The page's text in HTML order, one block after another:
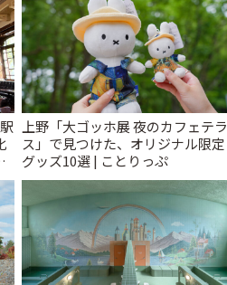
上野「大ゴッホ展 夜のカフェテラ
ス」で見つけた、オリジナル限定
グッズ10選 | ことりっぷ